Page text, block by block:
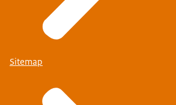
Sitemap